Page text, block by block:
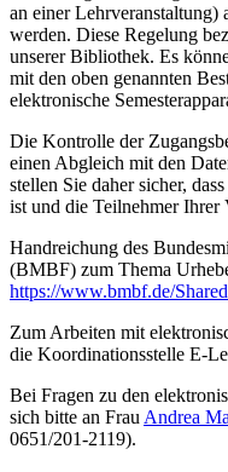
an einer Lehrveranstaltung)
werden. Diese Regelung
unserer Bibliothek. Es
mit den oben genannten
elektronische
Die Kontrolle der
einen Abgleich mit den
stellen Sie daher sicher,
ist und die Teilnehmer Ihrer
Handreichung des
(BMBF) zum Thema
https://www.bmbf.de/
Zum Arbeiten mit
die Koordinationsstelle E-
Bei Fragen zu den
sich bitte an Frau Andrea
0651/201-2119).